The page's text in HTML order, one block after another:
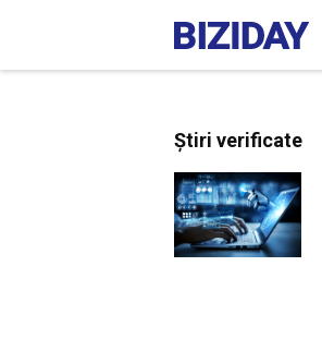
Știri verificate